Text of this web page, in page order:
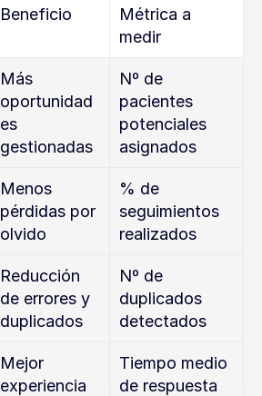
Beneficio
Métrica a
medir
Más
oportunidad
es
gestionadas
Nº de
pacientes
potenciales
asignados
Menos
pérdidas por
olvido
% de
seguimientos
realizados
Reducción
de errores y
duplicados
Nº de
duplicados
detectados
Mejor
experiencia
Tiempo medio
de respuesta